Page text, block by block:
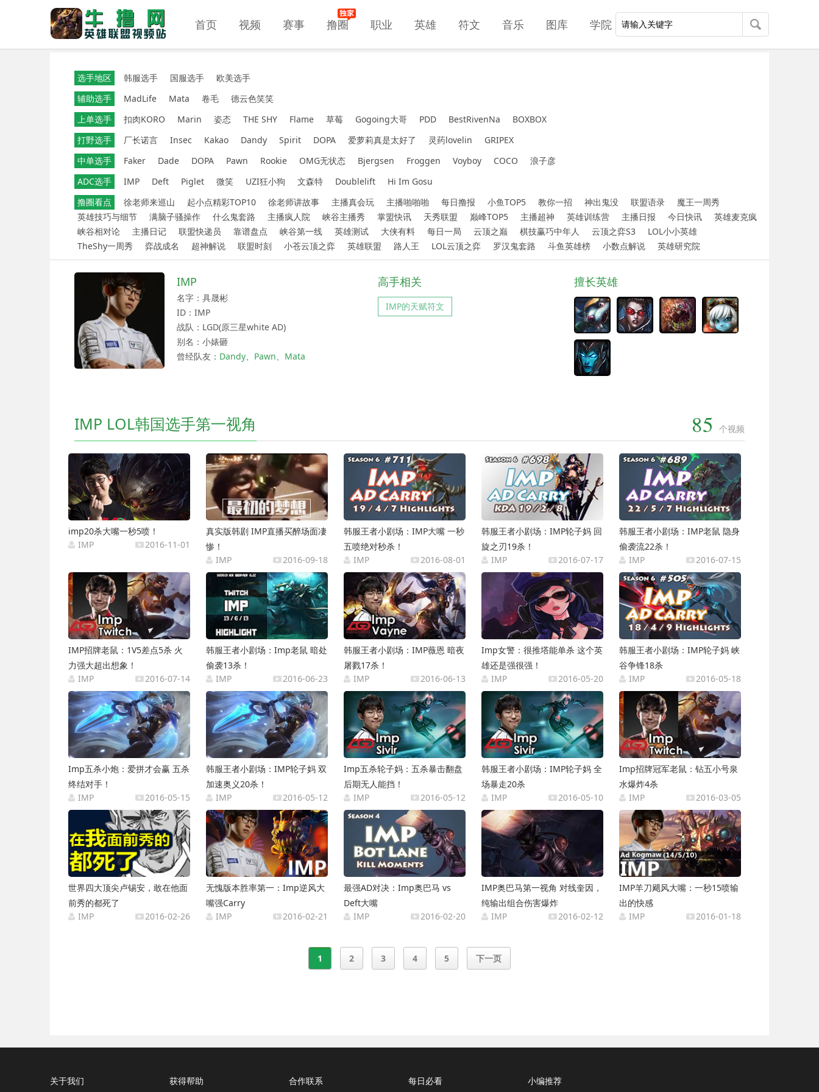
首页 视频 赛事 撸圈 职业 英雄 符文 音乐 图库 学院
选手地区 韩服选手 国服选手
欧美选手
辅助选手
MadLife Mata 卷毛
德云色笑笑
上单选手
扣肉KORO Marin 姿态 THE SHY Flame 草莓 Gogoing大哥 PDD BestRivenNa
BOXBOX
打野选手
厂长诺言 Insec Kakao Dandy Spirit DOPA 爱萝莉真是太好了 灵药lovelin
GRIPEX
中单选手
Faker Dade DOPA Pawn Rookie OMG无状态 Bjergsen Froggen Voyboy COCO
浪子彦
ADC选手
IMP Deft Piglet 微笑 UZI狂小狗 文森特 Doublelift
Hi Im Gosu
撸圈看点
徐老师来巡山 起小点精彩TOP10 徐老师讲故事 主播真会玩 主播啪啪啪 每日撸报 小鱼TOP5 教你一招 神出鬼没 联盟语录
魔王一周秀
英雄技巧与细节
满脑子骚操作 什么鬼套路 主播疯人院 峡谷主播秀 掌盟快讯 天秀联盟 巅峰TOP5 主播超神 英雄训练营 主播日报 今日快讯
英雄麦克疯
峡谷相对论
主播日记 联盟快递员 靠谱盘点 峡谷第一线 英雄测试 大侠有料 每日一局 云顶之巅 棋技赢巧中年人 云顶之弈S3
LOL小小英雄
TheShy一周秀
弈战成名 超神解说 联盟时刻 小苍云顶之弈 英雄联盟 路人王 LOL云顶之弈 罗汉鬼套路 斗鱼英雄榜 小数点解说 英雄研究院
IMP
名字：具晟彬
ID：IMP
战队：LGD(原三星white AD)
别名：小婊砸
曾经队友： Dandy、 Pawn、 Mata
高手相关
IMP的天赋符文
擅长英雄
IMP LOL韩国选手第一视角 85 个视频
imp20杀大嘴一秒5喷！
IMP
2016-11-01
真实版韩剧 IMP直播买醉场面凄
惨！
IMP
2016-09-18
韩服王者小剧场：IMP大嘴 一秒
五喷绝对秒杀！
IMP
2016-08-01
韩服王者小剧场：IMP轮子妈 回
旋之刃19杀！
IMP
2016-07-17
韩服王者小剧场：IMP老鼠 隐身
偷袭流22杀！
IMP
2016-07-15
IMP招牌老鼠：1V5差点5杀 火
力强大超出想象！
IMP
2016-07-14
韩服王者小剧场：Imp老鼠 暗处
偷袭13杀！
IMP
2016-06-23
韩服王者小剧场：IMP薇恩 暗夜
屠戮17杀！
IMP
2016-06-13
Imp女警：很推塔能单杀 这个英
雄还是强很强！
IMP
2016-05-20
韩服王者小剧场：IMP轮子妈 峡
谷争锋18杀
IMP
2016-05-18
Imp五杀小炮：爱拼才会赢 五杀
终结对手！
IMP
2016-05-15
韩服王者小剧场：IMP轮子妈 双
加速奥义20杀！
IMP
2016-05-12
Imp五杀轮子妈：五杀暴击翻盘
后期无人能挡！
IMP
2016-05-12
韩服王者小剧场：IMP轮子妈 全
场暴走20杀
IMP
2016-05-10
Imp招牌冠军老鼠：钻五小号泉
水爆炸4杀
IMP
2016-03-05
世界四大顶尖卢锡安，敢在他面
前秀的都死了
IMP
2016-02-26
无愧版本胜率第一：Imp逆风大
嘴强Carry
IMP
2016-02-21
最强AD对决：Imp奥巴马 vs
Deft大嘴
IMP
2016-02-20
IMP奥巴马第一视角 对线奎因，
纯输出组合伤害爆炸
IMP
2016-02-12
IMP羊刀飓风大嘴：一秒15喷输
出的快感
IMP
2016-01-18
1 2 3 4 5 下一页
关于我们 获得帮助 合作联系 每日必看 小编推荐